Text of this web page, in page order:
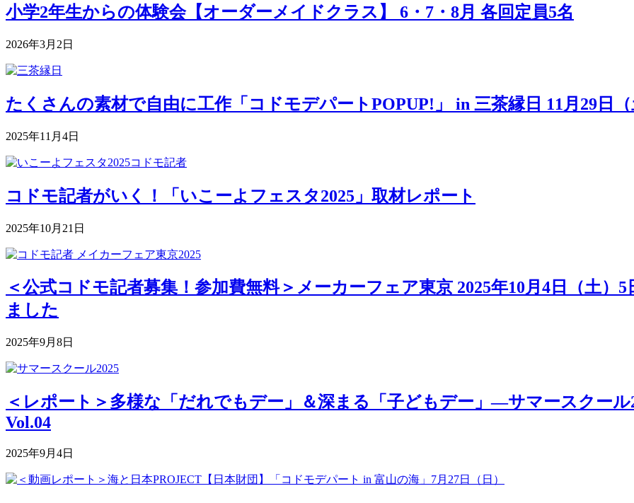
小学2年生からの体験会【オーダーメイドクラス】 6・7・8月 各回定員5名
2026年3月2日
たくさんの素材で自由に工作「コドモデパートPOPUP!」 in 三茶縁日 11月29日
2025年11月4日
コドモ記者がいく！「いこーよフェスタ2025」取材レポート
2025年10月21日
＜公式コドモ記者募集！参加費無料＞メーカーフェア東京 2025年10月4日（土
ました
2025年9月8日
＜レポート＞多様な「だれでもデー」＆深まる「子どもデー」―サマースクー
Vol.04
2025年9月4日